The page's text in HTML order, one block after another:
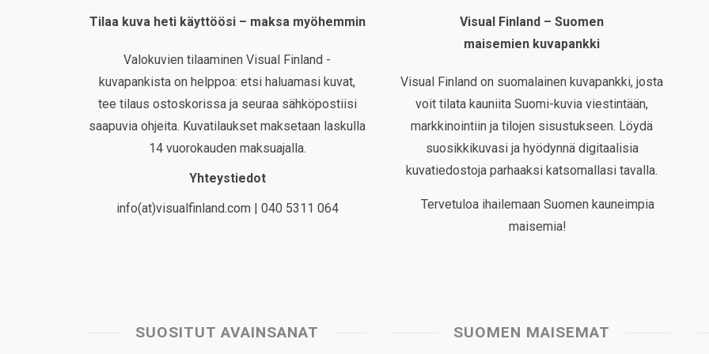
Tilaa kuva heti käyttöösi – maksa myöhemmin
Valokuvien tilaaminen Visual Finland -
kuvapankista on helppoa: etsi haluamasi kuvat,
tee tilaus ostoskorissa ja seuraa sähköpostiisi
saapuvia ohjeita. Kuvatilaukset maksetaan laskulla
14 vuorokauden maksuajalla.
Yhteystiedot
info(at)visualfinland.com | 040 5311 064
Visual Finland – Suomen
maisemien kuvapankki
Visual Finland on suomalainen kuvapankki, josta
voit tilata kauniita Suomi-kuvia viestintään,
markkinointiin ja tilojen sisustukseen. Löydä
suosikkikuvasi ja hyödynnä digitaalisia
kuvatiedostoja parhaaksi katsomallasi tavalla.
Tervetuloa ihailemaan Suomen kauneimpia
maisemia!
SUOSITUT AVAINSANAT SUOMEN MAISEMAT